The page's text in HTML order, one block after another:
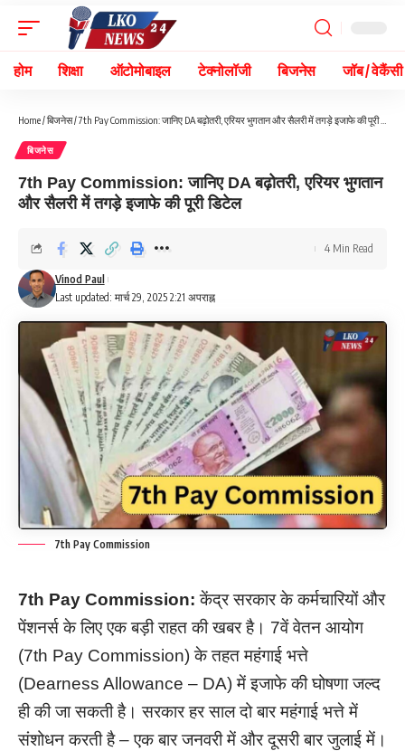
होम शिक्षा ऑटोमोबाइल टेक्नोलॉजी बिजनेस जॉब / वेकैंसी
Home/बिजनेस/7th Pay Commission: जानिए DA बढ़ोतरी, एरियर भुगतान और सैलरी में तगड़े इजाफे की पूरी डिटेल
बिजनेस
7th Pay Commission: जानिए DA बढ़ोतरी, एरियर भुगतान
और सैलरी में तगड़े इजाफे की पूरी डिटेल
Last updated: मार्च 29, 2025 2:21 अपराह्न
Vinod Paul
4 Min Read
7th Pay Commission
7th Pay Commission:केंद्र सरकार के कर्मचारियों और
पेंशनर्स के लिए एक बड़ी राहत की खबर है। 7वें वेतन आयोग
(7th Pay Commission) के तहत महंगाई भत्ते
(Dearness Allowance – DA) में इजाफे की घोषणा जल्द
ही की जा सकती है। सरकार हर साल दो बार महंगाई भत्ते में
संशोधन करती है – एक बार जनवरी में और दूसरी बार जुलाई में।